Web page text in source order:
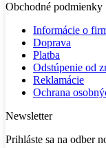
Obchodné podmienky
Informácie o
Doprava
Platba
Odstúpenie od
Reklamácie
Ochrana
Newsletter
Prihláste sa na odber